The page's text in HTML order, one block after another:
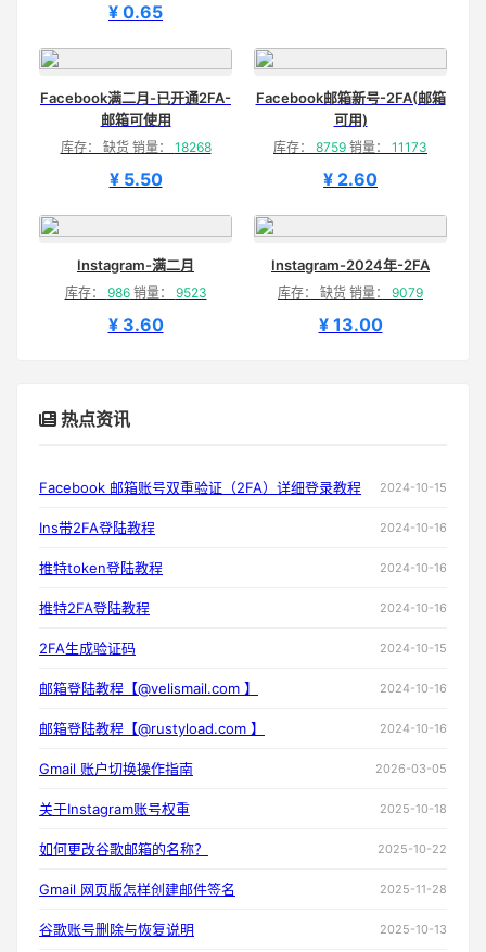
¥ 0.65
Facebook满二月-已开通2FA-
邮箱可使用
库存： 缺货 销量： 18268
¥ 5.50
Facebook邮箱新号-2FA(邮箱
可用)
库存： 8759 销量： 11173
¥ 2.60
Instagram-满二月
库存： 986销量： 9523
¥ 3.60
Instagram-2024年-2FA
库存： 缺货 销量： 9079
¥ 13.00
热点资讯
Facebook 邮箱账号双重验证（2FA）详细登录教程 2024-10-15
Ins带2FA登陆教程 2024-10-16
推特token登陆教程 2024-10-16
推特2FA登陆教程 2024-10-16
2FA生成验证码 2024-10-15
邮箱登陆教程【@velismail.com 】 2024-10-16
邮箱登陆教程【@rustyload.com 】 2024-10-16
Gmail 账户切换操作指南 2026-03-05
关于Instagram账号权重 2025-10-18
如何更改谷歌邮箱的名称？ 2025-10-22
Gmail 网页版怎样创建邮件签名 2025-11-28
谷歌账号删除与恢复说明 2025-10-13